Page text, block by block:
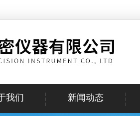
我们 新闻动态